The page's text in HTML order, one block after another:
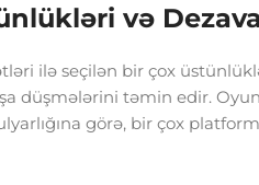
və
ilə seçilən bir çox
düşmələrini təmin edir.
görə, bir çox